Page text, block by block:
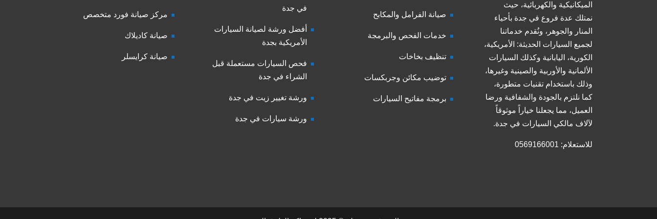
الميكانيكية والكهربائية، حيث
نمتلك عدة فروع في جدة بأحياء
المنار والجوهر، ونُقدم خدماتنا
لجميع السيارات الحديثة: الأمريكية،
الكورية، اليابانية وكذلك السيارات
الألمانية والأوربية والصينية وغيرها،
وذلك باستخدام تقنيات متطورة،
كما نلتزم بالجودة والشفافية ورضا
العميل، مما يجعلنا خياراً موثوقاً
لآلاف مالكي السيارات في جدة.
للاستعلام: 0569166001
صيانة الفرامل والمكابح
خدمات الفحص والبرمجة
تنظيف بخاخات
توضيب مكائن وجربكسات
برمجة مفاتيح السيارات
في جدة
أفضل ورشة لصيانة السيارات
الأمريكية بجدة
فحص السيارات مستعملة قبل
الشراء في جدة
ورشة تغيير زيت في جدة
ورشة سيارات في جدة
مركز صيانة فورد متخصص
صيانة كاديلاك
صيانة كرايسلر